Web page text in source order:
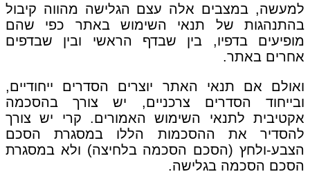
למעשה, במצבים אלה עצם הגלישה מהווה קיבול
בהתנהגות של תנאי השימוש באתר כפי שהם
מופיעים בדפיו, בין שבדף הראשי ובין שבדפים
אחרים באתר.
ואולם אם תנאי האתר יוצרים הסדרים ייחודיים,
ובייחוד הסדרים צרכניים, יש צורך בהסכמה
אקטיבית לתנאי השימוש האמורים. קרי יש צורך
להסדיר את ההסכמות הללו במסגרת הסכם
הצבע-ולחץ (הסכם הסכמה בלחיצה) ולא במסגרת
הסכם הסכמה בגלישה.